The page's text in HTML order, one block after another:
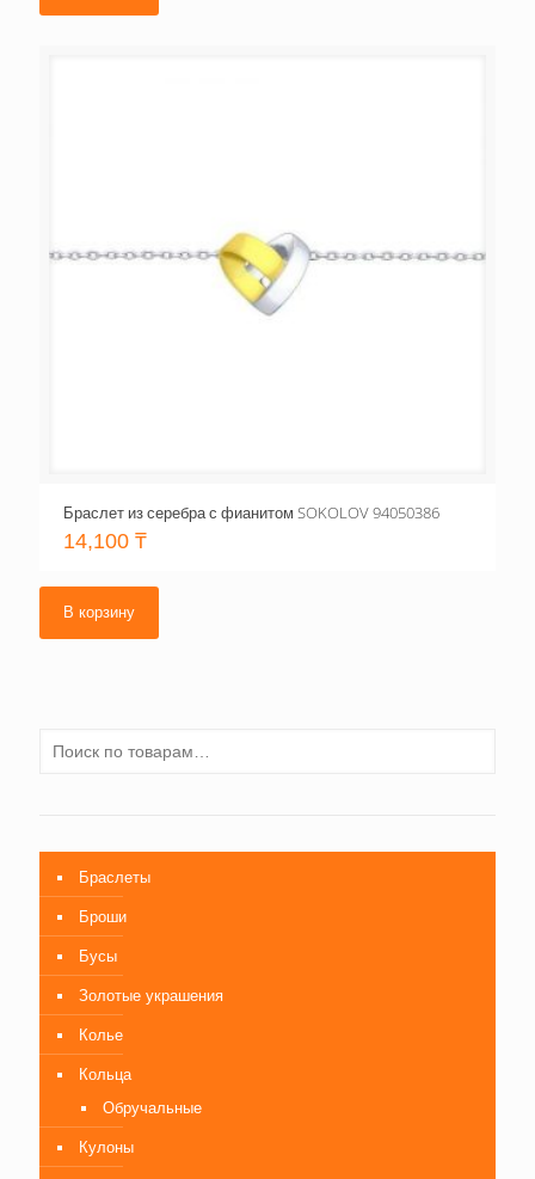
Браслет из серебра с фианитом SOKOLOV 94050386
14,100 ₸
В корзину
Браслеты
Броши
Бусы
Золотые украшения
Колье
Кольца
Обручальные
Кулоны